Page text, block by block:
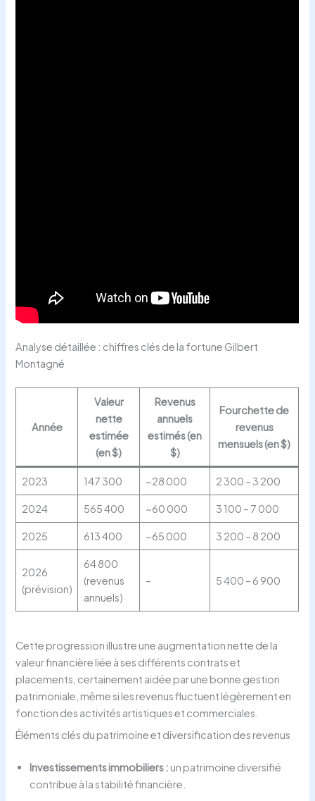
Analyse détaillée : chiffres clés de la fortune Gilbert
Montagné
Année
Valeur
nette
estimée
(en $)
Revenus
annuels
estimés (en
$)
Fourchette de
revenus
mensuels (en $)
2023 147 300 ~28 000 2 300 – 3 200
2024 565 400 ~60 000 3 100 – 7 000
2025 613 400 ~65 000 3 200 – 8 200
2026
(prévision)
64 800
(revenus
annuels)
– 5 400 – 6 900
Cette progression illustre une augmentation nette de la
valeur financière liée à ses différents contrats et
placements, certainement aidée par une bonne gestion
patrimoniale, même si les revenus fluctuent légèrement en
fonction des activités artistiques et commerciales.
Éléments clés du patrimoine et diversification des revenus
Investissements immobiliers : un patrimoine diversifié
contribue à la stabilité financière.